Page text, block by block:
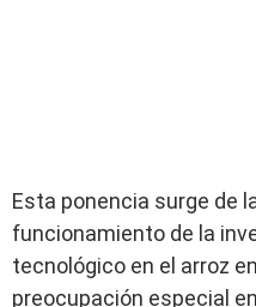
Esta ponencia surge de
funcionamiento de la
tecnológico en el arroz
preocupación especial